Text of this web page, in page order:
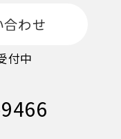
合わせ
付中